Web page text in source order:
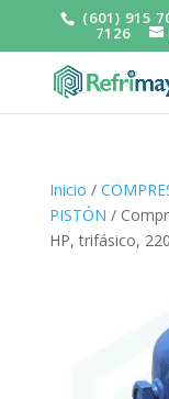
(601) 915
7126
Inicio /
PISTÓN /
HP, trifásico,